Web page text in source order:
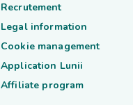
Recrutement
Legal information
Cookie management
Application Lunii
Affiliate program